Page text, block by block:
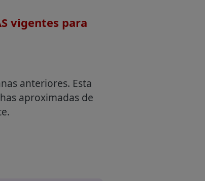
vigentes para
anteriores. Esta
aproximadas de